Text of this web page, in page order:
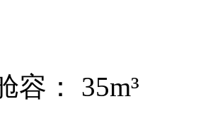
容： 35m³